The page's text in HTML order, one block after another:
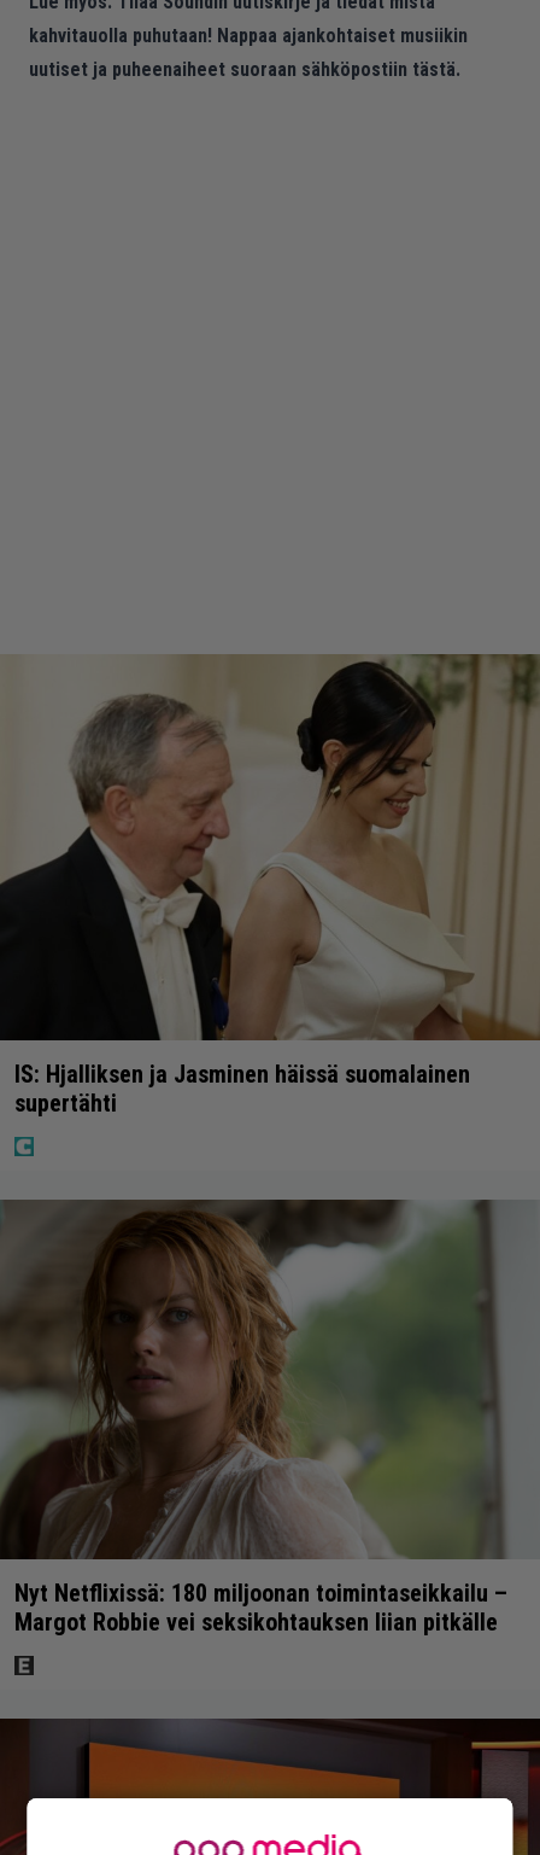
kahvitauolla puhutaan! Nappaa ajankohtaiset musiikin
uutiset ja puheenaiheet suoraan sähköpostiin tästä.
IS: Hjalliksen ja Jasminen häissä suomalainen
supertähti
Nyt Netflixissä: 180 miljoonan toimintaseikkailu –
Margot Robbie vei seksikohtauksen liian pitkälle